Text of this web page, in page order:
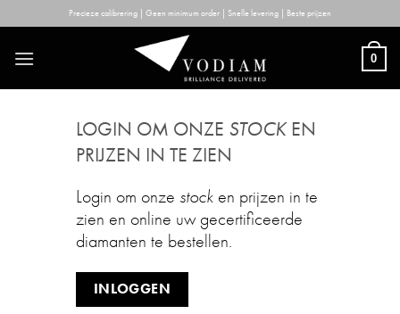
to
content
Precieze calibrering | Geen minimum order | Snelle levering | Beste prijzen
0
LOGIN OM ONZE STOCKEN
PRIJZEN IN TE ZIEN
Login om onze stock en prijzen in te
zien en online uw gecertificeerde
diamanten te bestellen.
INLOGGEN